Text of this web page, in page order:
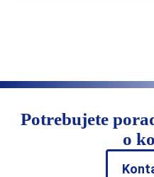
Potrebujete
o